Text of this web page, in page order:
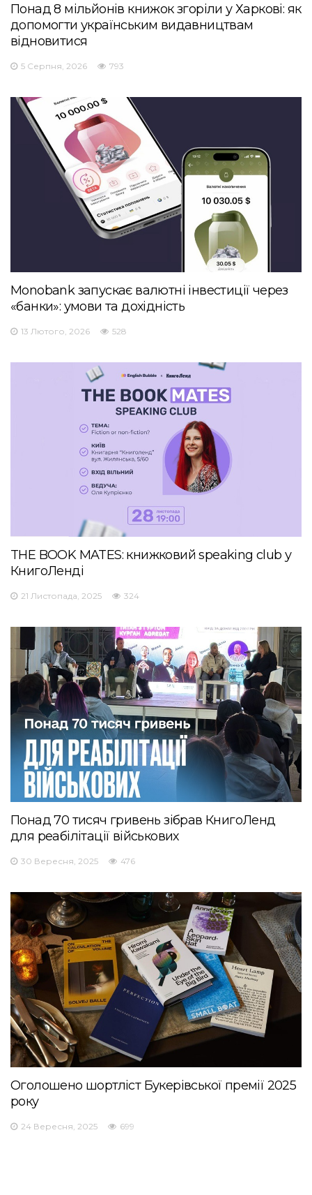
Понад 8 мільйонів книжок згоріли у Харкові: як
допомогти українським видавництвам
відновитися
5 Серпня, 2026 793
Monobank запускає валютні інвестиції через
«банки»: умови та дохідність
13 Лютого, 2026 528
THE BOOK MATES: книжковий speaking club у
КнигоЛенді
21 Листопада, 2025 324
Понад 70 тисяч гривень зібрав КнигоЛенд
для реабілітації військових
30 Вересня, 2025 476
Оголошено шортліст Букерівської премії 2025
року
24 Вересня, 2025 699